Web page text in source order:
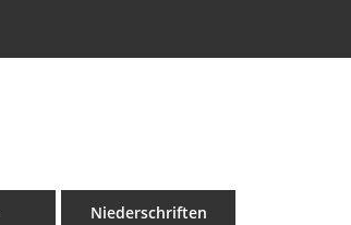
Niederschriften